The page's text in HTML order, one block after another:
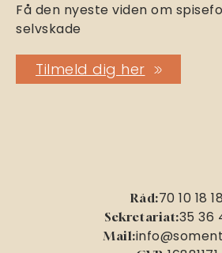
Få den nyeste viden om
selvskade
Tilmeld dig her
Råd:70 10 18 18
Sekretariat:35 36
Mail: